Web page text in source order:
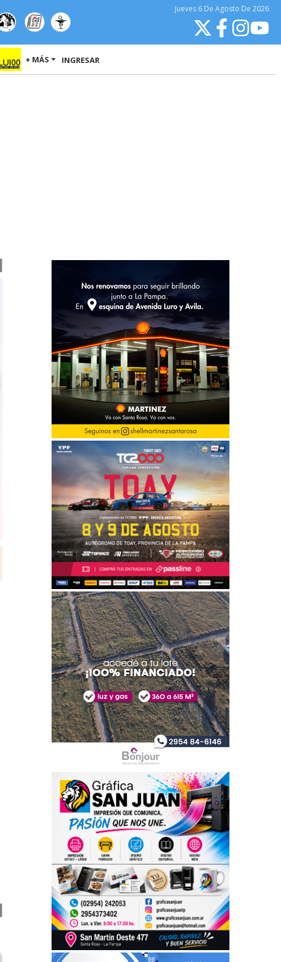
Jueves 6 De Agosto De 2026
+ MÁS INGRESAR